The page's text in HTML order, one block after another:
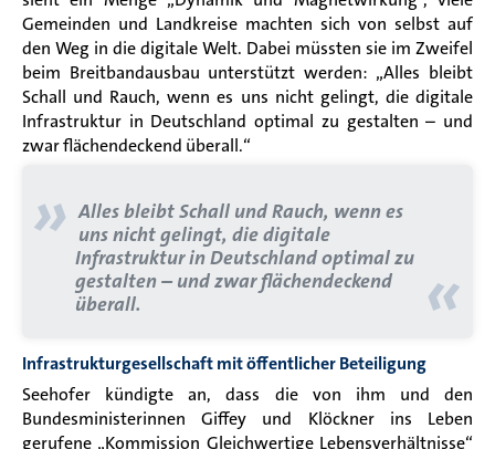
Gemeinden und Landkreise machten sich von selbst auf
den Weg in die digitale Welt. Dabei müssten sie im Zweifel
beim Breitbandausbau unterstützt werden: „Alles bleibt
Schall und Rauch, wenn es uns nicht gelingt, die digitale
Infrastruktur in Deutschland optimal zu gestalten – und
zwar flächendeckend überall.“
» Alles bleibt Schall und Rauch, wenn es
uns nicht gelingt, die digitale
Infrastruktur in Deutschland optimal zu
gestalten – und zwar flächendeckend
überall.
«
Infrastrukturgesellschaft mit öffentlicher Beteiligung
Seehofer kündigte an, dass die von ihm und den
Bundesministerinnen Giffey und Klöckner ins Leben
gerufene „Kommission Gleichwertige Lebensverhältnisse“